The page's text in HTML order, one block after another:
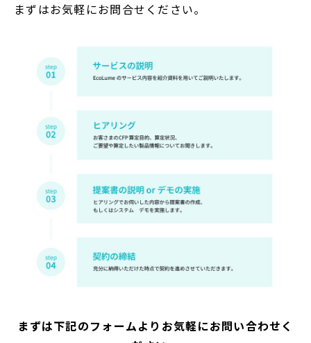
まずはお気軽にお問合せください。
まずは下記のフォームよりお気軽にお問い合わせく